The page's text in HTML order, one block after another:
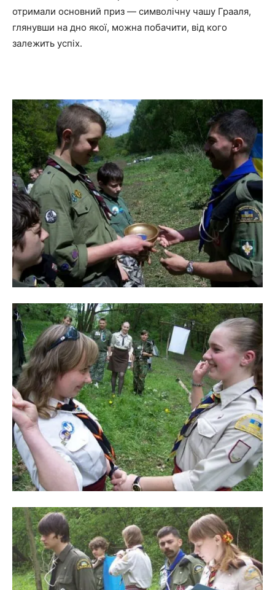
отримали основний приз — символічну чашу Грааля,
глянувши на дно якої, можна побачити, від кого
залежить успіх.